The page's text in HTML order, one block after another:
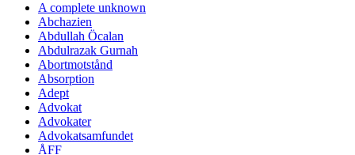
A complete unknown
Abchazien
Abdullah Öcalan
Abdulrazak Gurnah
Abortmotstånd
Absorption
Adept
Advokat
Advokater
Advokatsamfundet
ÅFF